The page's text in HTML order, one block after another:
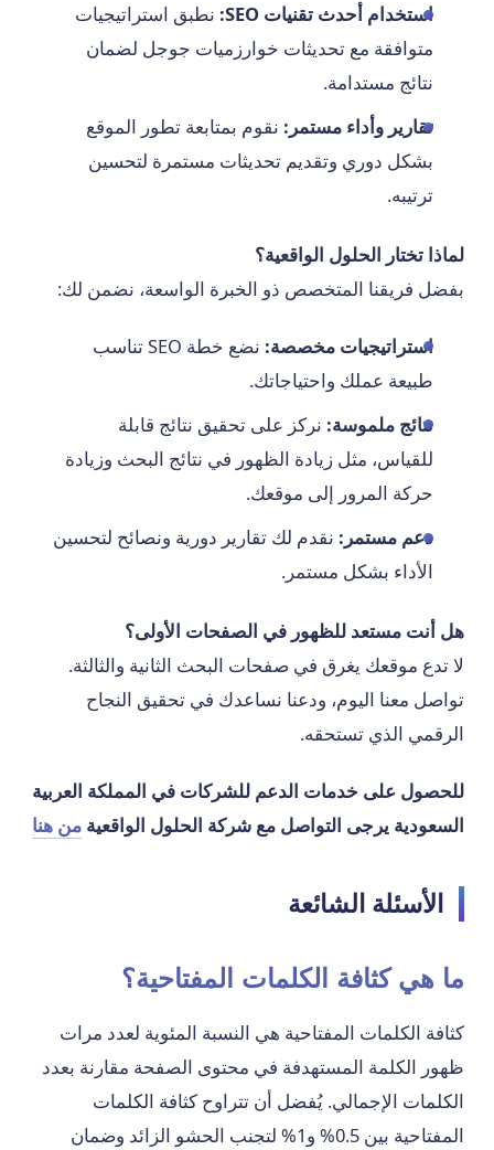
استخدام أحدث تقنيات SEO:
نطبق استراتيجيات
متوافقة مع تحديثات خوارزميات جوجل لضمان
نتائج مستدامة.
تقارير وأداء مستمر: نقوم بمتابعة تطور الموقع
بشكل دوري وتقديم تحديثات مستمرة لتحسين
ترتيبه.
لماذا تختار الحلول الواقعية؟
بفضل فريقنا المتخصص ذو الخبرة الواسعة، نضمن لك:
استراتيجيات مخصصة:
نضع خطة SEO تناسب
طبيعة عملك واحتياجاتك.
نتائج ملموسة: نركز على تحقيق نتائج قابلة
للقياس، مثل زيادة الظهور في نتائج البحث وزيادة
حركة المرور إلى موقعك.
دعم مستمر: نقدم لك تقارير دورية ونصائح لتحسين
الأداء بشكل مستمر.
هل أنت مستعد للظهور في الصفحات الأولى؟
لا تدع موقعك يغرق في صفحات البحث الثانية والثالثة.
تواصل معنا اليوم، ودعنا نساعدك في تحقيق النجاح
الرقمي الذي تستحقه.
للحصول على خدمات الدعم للشركات في المملكة العربية
السعودية يرجى التواصل مع شركة الحلول الواقعية من هنا
الأسئلة الشائعة
ما هي كثافة الكلمات المفتاحية؟
كثافة الكلمات المفتاحية هي النسبة المئوية لعدد مرات
ظهور الكلمة المستهدفة في محتوى الصفحة مقارنة بعدد
الكلمات الإجمالي. يُفضل أن تتراوح كثافة الكلمات
المفتاحية بين 0.5% و1% لتجنب الحشو الزائد وضمان